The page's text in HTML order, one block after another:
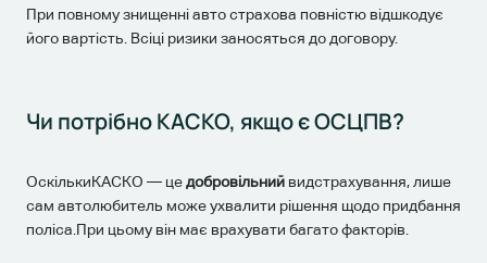
При повному знищенні авто страхова повністю відшкодує
його вартість. Всіці ризики заносяться до договору.
Чи потрібно КАСКО, якщо є ОСЦПВ?
ОскількиКАСКО — цедобровільний видстрахування, лише
сам автолюбитель може ухвалити рішення щодо придбання
поліса.При цьому він має врахувати багато факторів.